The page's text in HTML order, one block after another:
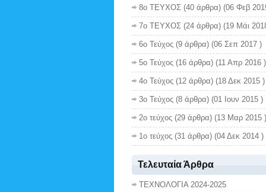
8ο ΤΕΥΧΟΣ (40 άρθρα) (06 Φεβ
7ο ΤΕΥΧΟΣ (24 άρθρα) (19 Μάι
6ο Τεύχος (9 άρθρα) (06 Σεπ 2017 )
5ο Τεύχος (16 άρθρα) (11 Απρ 2016 )
4ο Τεύχος (12 άρθρα) (18 Δεκ 2015 )
3ο Τεύχος (8 άρθρα) (01 Ιουν 2015 )
2ο τεύχος (29 άρθρα) (13 Μαρ 2015 )
1ο τεύχος (31 άρθρα) (04 Δεκ 2014 )
Τελευταία Άρθρα
ΤΕΧΝΟΛΟΓΙΑ 2024-2025